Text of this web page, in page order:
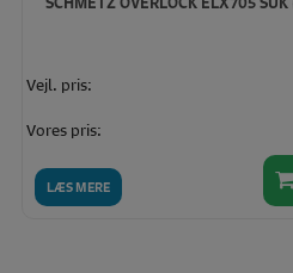
LÆS MERE
Vejl. pris:
Vores pris: